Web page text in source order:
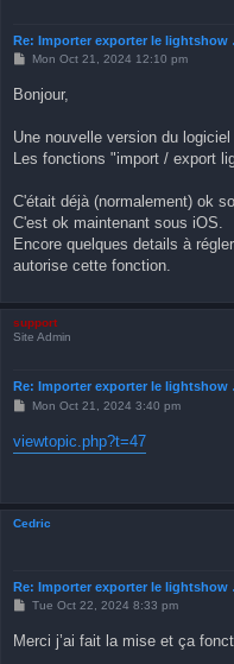
Re: Importer exporter le lightshow
P
t
Mon Oct 21, 2024 12:10 pm
Bonjour,
Une nouvelle version du
Les fonctions "import / export
C'était déjà (normalement) ok
C'est ok maintenant sous iOS.
Encore quelques details à
autorise cette fonction.
support
Site Admin
Re: Importer exporter le lightshow
P
t
Mon Oct 21, 2024 3:40 pm
viewtopic.php?t=47
Cedric
Re: Importer exporter le lightshow
P
t
Tue Oct 22, 2024 8:33 pm
Merci j’ai fait la mise et ça